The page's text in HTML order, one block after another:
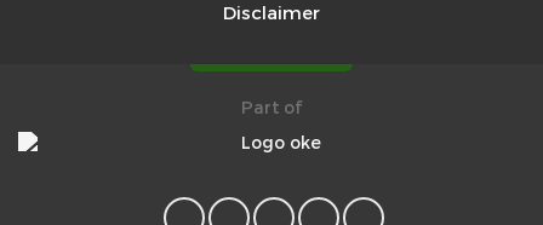
Disclaimer
Part of